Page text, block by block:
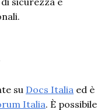
su Docs Italia ed è
Italia. È possibile